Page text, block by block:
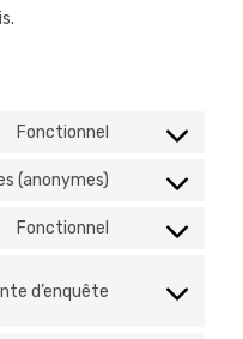
Fonctionnel
(anonymes)
Fonctionnel
d’enquête